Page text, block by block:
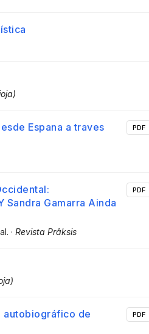
Espana a traves
PDF
Sandra Gamarra Ainda
· Revista Prâksis
PDF
autobiográfico de
PDF